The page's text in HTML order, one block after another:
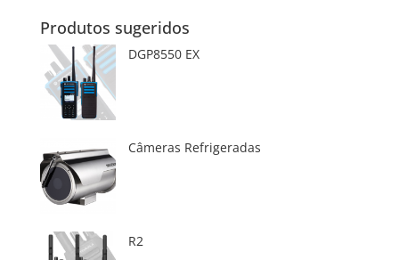
Produtos sugeridos
DGP8550 EX
Câmeras Refrigeradas
R2